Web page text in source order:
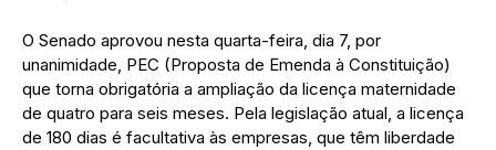
O Senado aprovou nesta quarta-feira, dia 7, por
unanimidade, PEC (Proposta de Emenda à Constituição)
que torna obrigatória a ampliação da licença maternidade
de quatro para seis meses. Pela legislação atual, a licença
de 180 dias é facultativa às empresas, que têm liberdade